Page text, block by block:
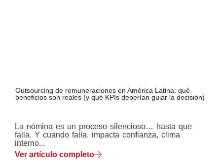
Outsourcing de remuneraciones en América Latina: qué
beneficios son reales (y qué KPIs deberían guiar la decisión)
La nómina es un proceso silencioso… hasta que
falla. Y cuando falla, impacta confianza, clima
interno...
Ver artículo completo